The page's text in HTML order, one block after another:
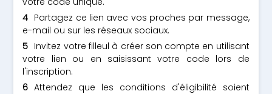
Partagez ce lien avec vos proches par message,
e-mail ou sur les réseaux sociaux.
Invitez votre filleul à créer son compte en utilisant
votre lien ou en saisissant votre code lors de
l'inscription.
Attendez que les conditions d'éligibilité soient